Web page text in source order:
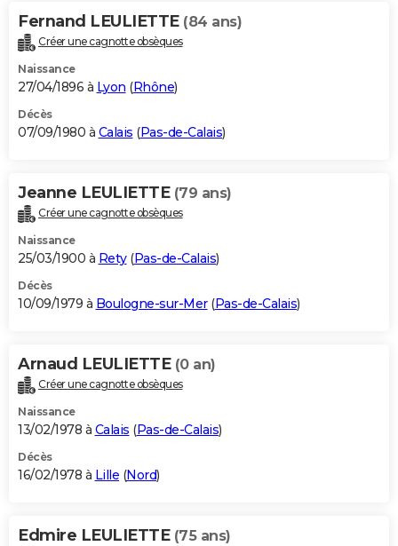
Fernand LEULIETTE (84 ans)
Créer une cagnotte obsèques
Naissance
27/04/1896 à Lyon (Rhône)
Décès
07/09/1980 à Calais (Pas-de-Calais)
Jeanne LEULIETTE (79 ans)
Créer une cagnotte obsèques
Naissance
25/03/1900 à Rety(Pas-de-Calais)
Décès
10/09/1979 à Boulogne-sur-Mer(Pas-de-Calais)
Arnaud LEULIETTE (0 an)
Créer une cagnotte obsèques
Naissance
13/02/1978 à Calais (Pas-de-Calais)
Décès
16/02/1978 à Lille (Nord)
Edmire LEULIETTE (75 ans)